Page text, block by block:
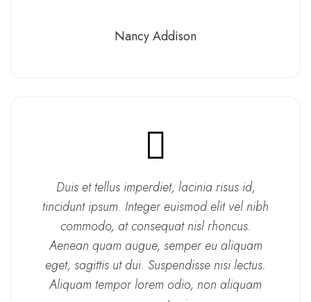
Nancy Addison
Duis et tellus imperdiet, lacinia risus id,
tincidunt ipsum. Integer euismod elit vel nibh
commodo, at consequat nisl rhoncus.
Aenean quam augue, semper eu aliquam
eget, sagittis ut dui. Suspendisse nisi lectus.
Aliquam tempor lorem odio, non aliquam